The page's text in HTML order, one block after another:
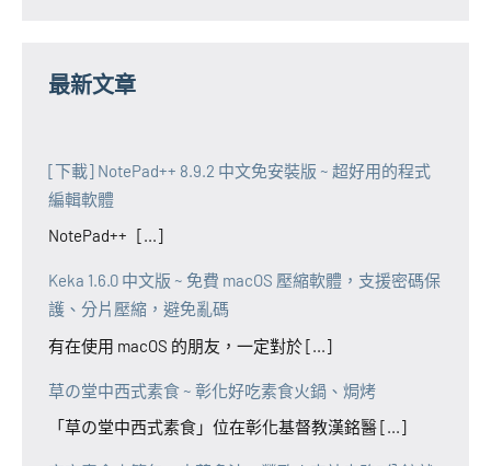
最新文章
[下載] NotePad++ 8.9.2 中文免安裝版 ~ 超好用的程式
編輯軟體
NotePad++ [...]
Keka 1.6.0 中文版 ~ 免費 macOS 壓縮軟體，支援密碼保
護、分片壓縮，避免亂碼
有在使用 macOS 的朋友，一定對於 [...]
草の堂中西式素食 ~ 彰化好吃素食火鍋、焗烤
「草の堂中西式素食」位在彰化基督教漢銘醫 [...]